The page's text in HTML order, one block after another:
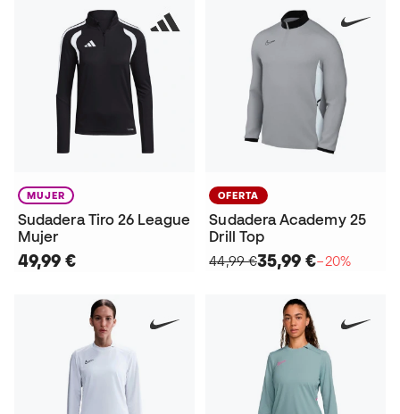
MUJER
Sudadera Tiro 26 League
Mujer
49,99 €
OFERTA
Sudadera Academy 25
Drill Top
44,99 €35,99 €−20%